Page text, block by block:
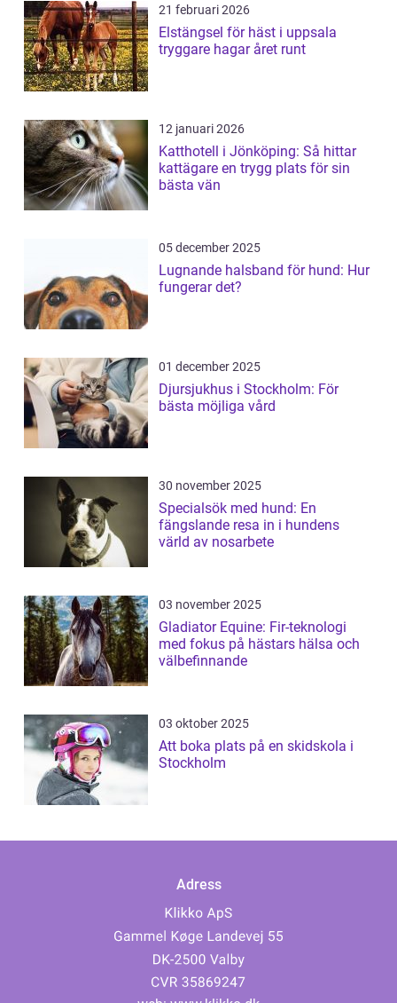
21 februari 2026
Elstängsel för häst i uppsala
tryggare hagar året runt
12 januari 2026
Katthotell i Jönköping: Så hittar
kattägare en trygg plats för sin
bästa vän
05 december 2025
Lugnande halsband för hund: Hur
fungerar det?
01 december 2025
Djursjukhus i Stockholm: För
bästa möjliga vård
30 november 2025
Specialsök med hund: En
fängslande resa in i hundens
värld av nosarbete
03 november 2025
Gladiator Equine: Fir-teknologi
med fokus på hästars hälsa och
välbefinnande
03 oktober 2025
Att boka plats på en skidskola i
Stockholm
Adress